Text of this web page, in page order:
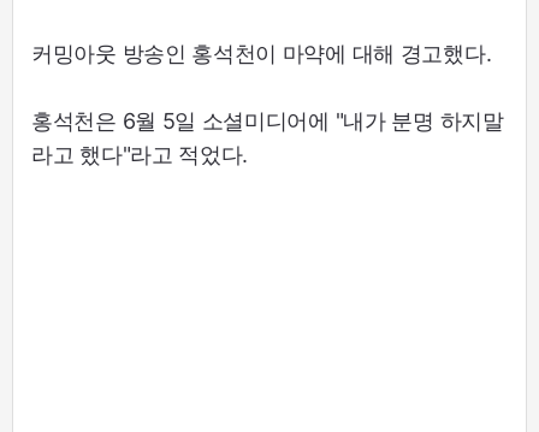
커밍아웃 방송인 홍석천이 마약에 대해 경고했다.
홍석천은 6월 5일 소셜미디어에 "내가 분명 하지말
라고 했다"라고 적었다.